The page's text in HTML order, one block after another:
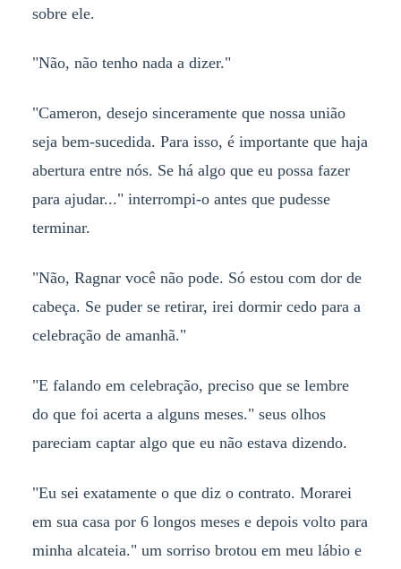
sobre ele.
"Não, não tenho nada a dizer."
"Cameron, desejo sinceramente que nossa união
seja bem-sucedida. Para isso, é importante que haja
abertura entre nós. Se há algo que eu possa fazer
para ajudar..." interrompi-o antes que pudesse
terminar.
"Não, Ragnar você não pode. Só estou com dor de
cabeça. Se puder se retirar, irei dormir cedo para a
celebração de amanhã."
"E falando em celebração, preciso que se lembre
do que foi acerta a alguns meses." seus olhos
pareciam captar algo que eu não estava dizendo.
"Eu sei exatamente o que diz o contrato. Morarei
em sua casa por 6 longos meses e depois volto para
minha alcateia." um sorriso brotou em meu lábio e